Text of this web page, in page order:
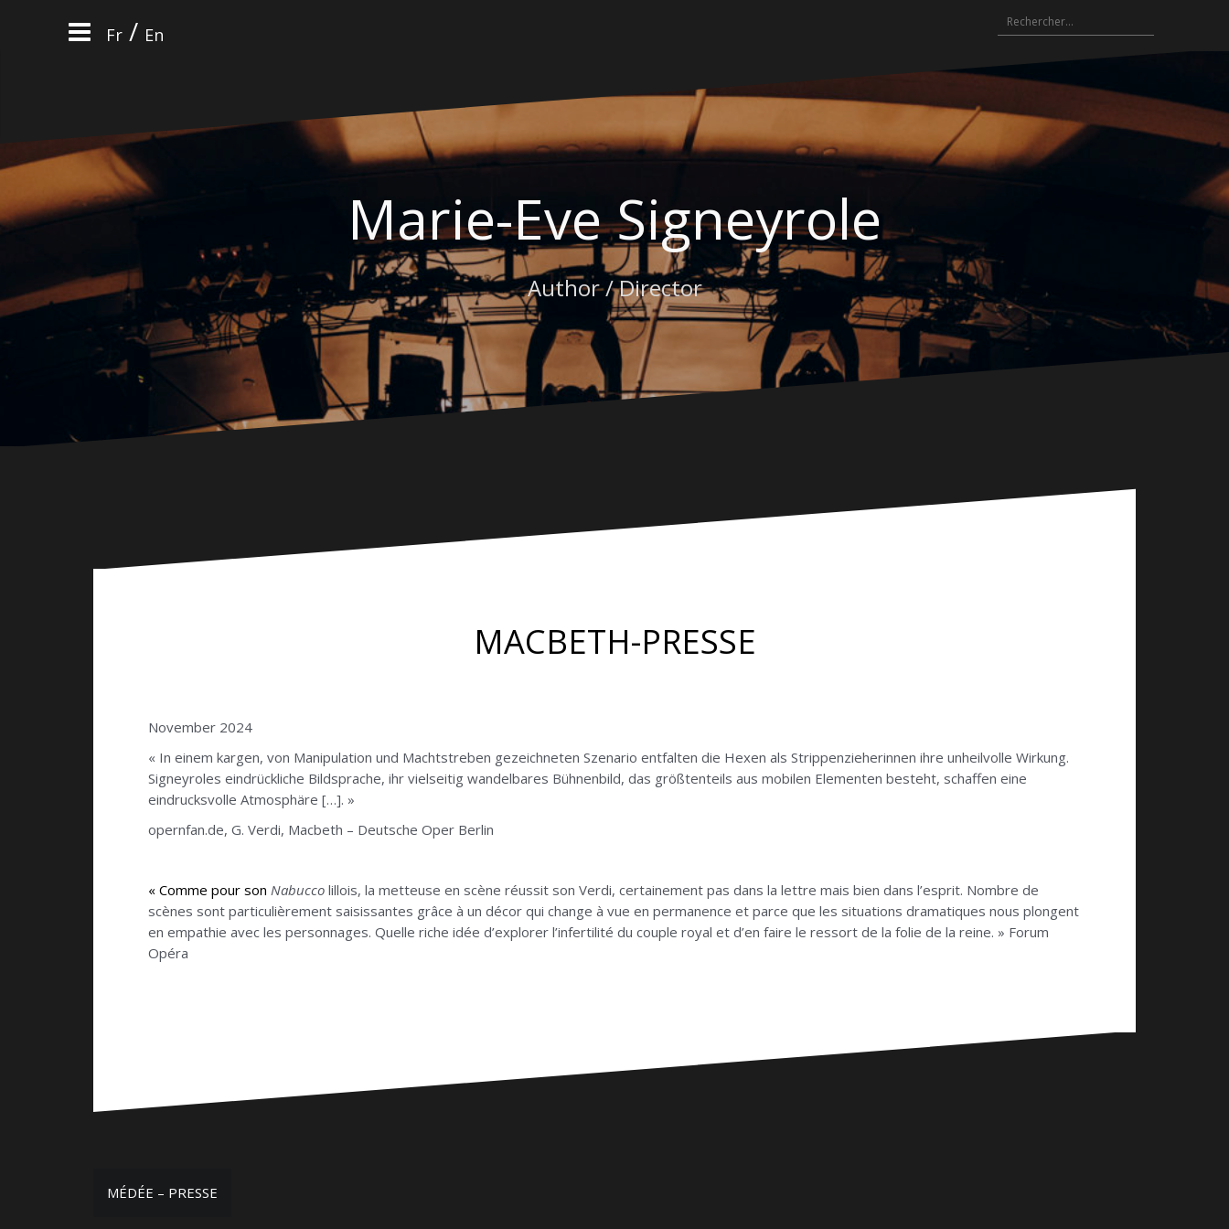
Fr / En
Rechercher :
Marie-Eve Signeyrole
Author / Director
MACBETH-PRESSE
November 2024
« In einem kargen, von Manipulation und Machtstreben gezeichneten Szenario entfalten die Hexen als Strippenzieherinnen ihre unheilvolle Wirkung.
Signeyroles eindrückliche Bildsprache, ihr vielseitig wandelbares Bühnenbild, das größtenteils aus mobilen Elementen besteht, schaffen eine
eindrucksvolle Atmosphäre […]. »
opernfan.de, G. Verdi, Macbeth – Deutsche Oper Berlin
« Comme pour son Nabucco lillois, la metteuse en scène réussit son Verdi, certainement pas dans la lettre mais bien dans l’esprit. Nombre de
scènes sont particulièrement saisissantes grâce à un décor qui change à vue en permanence et parce que les situations dramatiques nous plongent
en empathie avec les personnages. Quelle riche idée d’explorer l’infertilité du couple royal et d’en faire le ressort de la folie de la reine. » Forum
Opéra
Navigation
MÉDÉE – PRESSE